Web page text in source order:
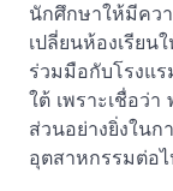
นักศึกษาให้มีคว
เปลี่ยนห้องเรียน
ร่วมมือกับโรงแ
ใต้ เพราะเชื่อว่
ส่วนอย่างยิ่งใน
อุตสาหกรรมต่อ